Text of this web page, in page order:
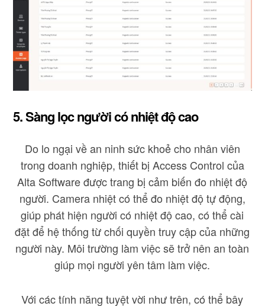
5. Sàng lọc người có nhiệt độ cao
Do lo ngại về an ninh sức khoẻ cho nhân viên
trong doanh nghiệp, thiết bị Access Control của
Alta Software được trang bị cảm biến đo nhiệt độ
người. Camera nhiệt có thể đo nhiệt độ tự động,
giúp phát hiện người có nhiệt độ cao, có thể cài
đặt để hệ thống từ chối quyền truy cập của những
người này. Môi trường làm việc sẽ trở nên an toàn
giúp mọi người yên tâm làm việc.
Với các tính năng tuyệt vời như trên, có thể bây